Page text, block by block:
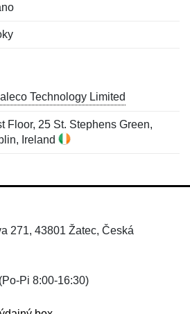
Technology Limited
Floor, 25 St. Stephens Green,
Ireland
271, 43801 Žatec, Česká
(Po-Pi 8:00-16:30)